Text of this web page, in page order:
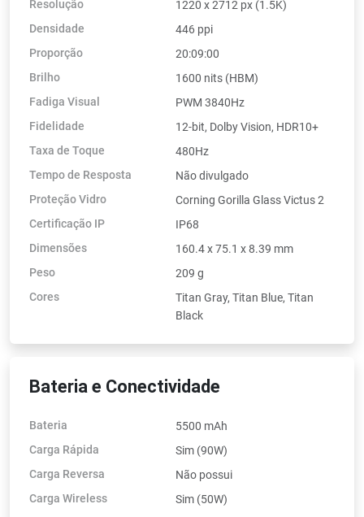
Resolução
1220 x 2712 px (1.5K)
Densidade
446 ppi
Proporção
20:09:00
Brilho
1600 nits (HBM)
Fadiga Visual
PWM 3840Hz
Fidelidade
12-bit, Dolby Vision, HDR10+
Taxa de Toque
480Hz
Tempo de Resposta
Não divulgado
Proteção Vidro
Corning Gorilla Glass Victus 2
Certificação IP
IP68
Dimensões
160.4 x 75.1 x 8.39 mm
Peso
209 g
Cores
Titan Gray, Titan Blue, Titan
Black
Bateria e Conectividade
Bateria
5500 mAh
Carga Rápida
Sim (90W)
Carga Reversa
Não possui
Carga Wireless
Sim (50W)